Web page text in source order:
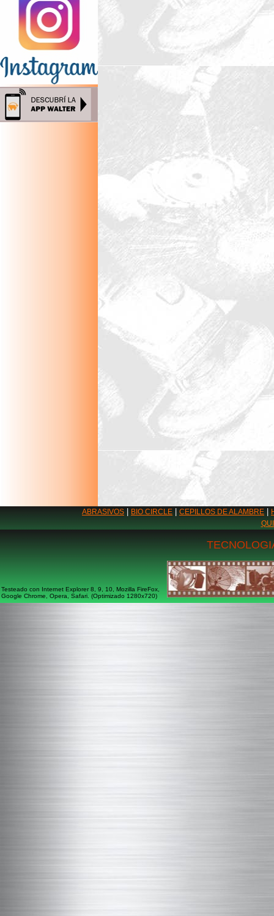
ABRASIVOS BIO CIRCLE CEPILLOS DE ALAMBRE
Testeado con Internet Explorer 8, 9, 10, Mozilla FireFox,
Google Chrome, Opera, Safari. (Optimizado 1280x720)